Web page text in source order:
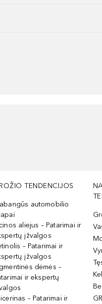
TENDENCIJOS
automobilio
aliejus – Patarimai ir
įžvalgos
– Patarimai ir
įžvalgos
dėmės –
ir ekspertų
– Patarimai ir